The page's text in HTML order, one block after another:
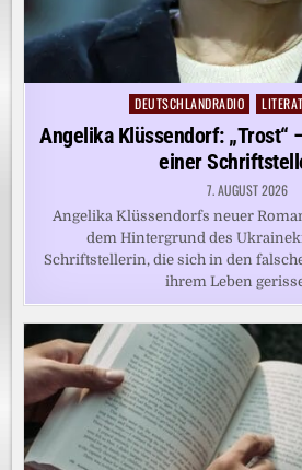
Posted
in
DEUTSCHLANDRADIO
Angelika Klüssendorf: „Trost“
einer
7. AUGUST 2026
Angelika Klüssendorfs neuer
dem Hintergrund des
Schriftstellerin, die sich in den
ihrem Leben